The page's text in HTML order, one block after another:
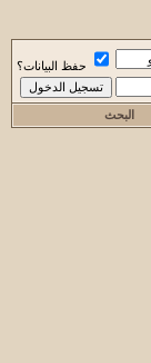
حفظ البيانات؟
البحث